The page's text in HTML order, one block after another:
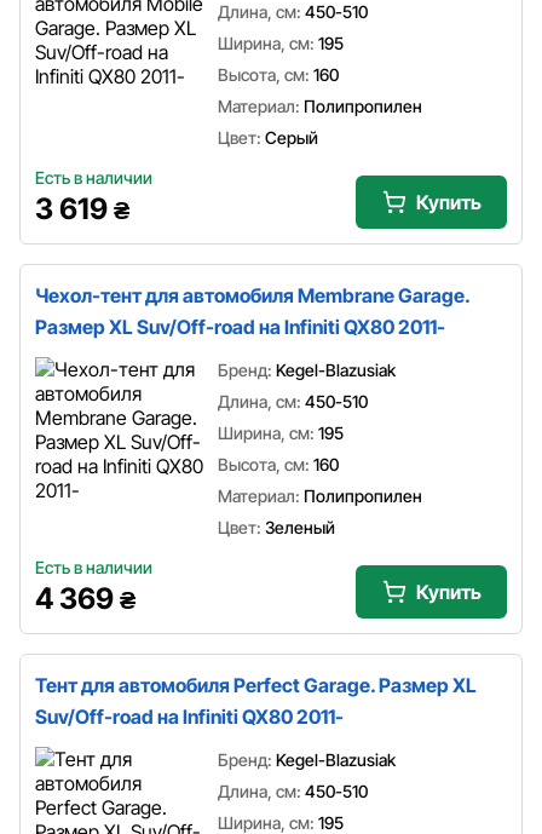
Длина, см: 450-510
Ширина, см: 195
Высота, см: 160
Материал: Полипропилен
Цвет: Серый
Есть в наличии
3 619 ₴ Купить
Чехол-тент для автомобиля Membrane Garage.
Размер XL Suv/Off-road на Infiniti QX80 2011-
Бренд: Kegel-Blazusiak
Длина, см: 450-510
Ширина, см: 195
Высота, см: 160
Материал: Полипропилен
Цвет: Зеленый
Есть в наличии
4 369 ₴ Купить
Тент для автомобиля Perfect Garage. Размер XL
Suv/Off-road на Infiniti QX80 2011-
Бренд: Kegel-Blazusiak
Длина, см: 450-510
Ширина, см: 195